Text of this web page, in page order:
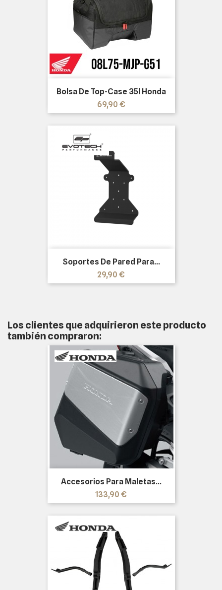
Bolsa De Top-Case 35l Honda
Precio
69,90 €
Soportes De Pared Para...
Precio
29,90 €
Los clientes que adquirieron este producto
también compraron:
Accesorios Para Maletas...
Precio
133,90 €